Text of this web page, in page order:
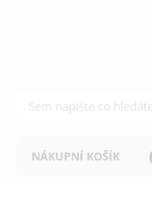
NÁKUPNÍ KOŠÍK